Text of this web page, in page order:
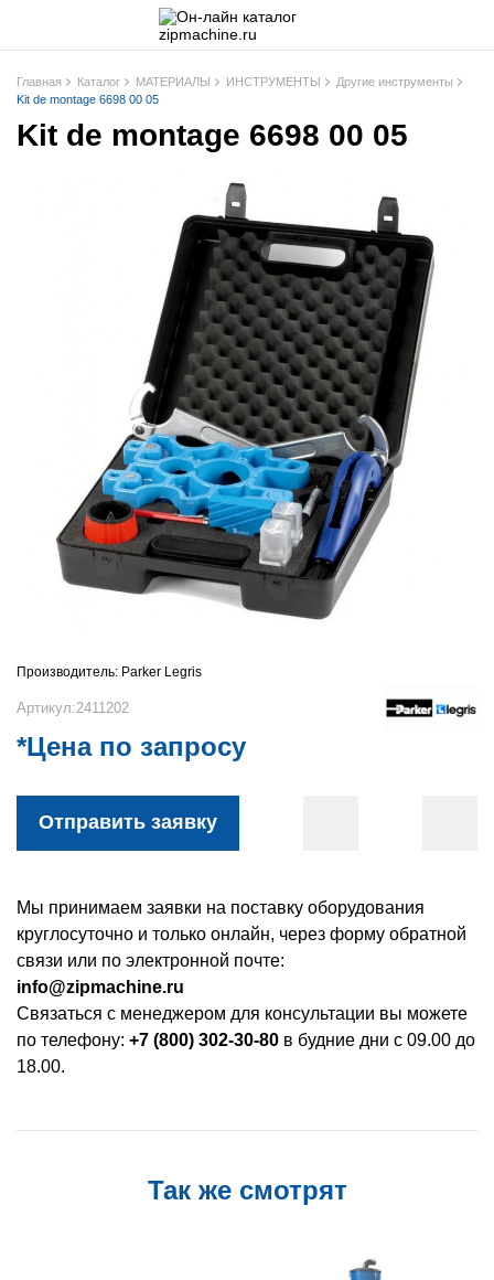
Главная Каталог МАТЕРИАЛЫ ИНСТРУМЕНТЫ
Другие инструменты
Kit de montage 6698 00 05
Kit de montage 6698 00 05
Производитель: Parker Legris
Артикул:2411202
*Цена по запросу
Отправить заявку
Мы принимаем заявки на поставку оборудования
круглосуточно и только онлайн, через форму обратной
связи или по электронной почте:
info@zipmachine.ru
Связаться с менеджером для консультации вы можете
по телефону: +7 (800) 302-30-80 в будние дни с 09.00 до
18.00.
Так же смотрят